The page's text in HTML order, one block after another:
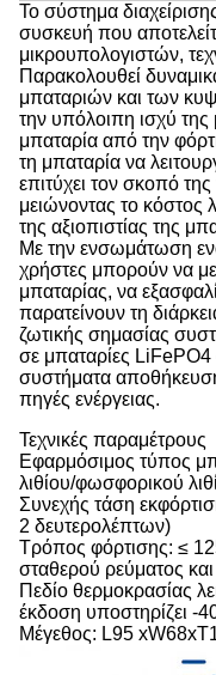
Το σύστημα
συσκευή που
μικρουπολογιστών,
Παρακολουθεί
μπαταριών και των
την υπόλοιπη ισχύ της
μπαταρία από την
τη μπαταρία να
επιτύχει τον σκοπό
μειώνοντας το κόστος
της αξιοπιστίας της
Με την ενσωμάτωση
χρήστες μπορούν να
μπαταρίας, να
παρατείνουν τη
ζωτικής σημασίας
σε μπαταρίες
συστήματα
πηγές ενέργειας.
Τεχνικές παραμέτρους
Εφαρμόσιμος τύπος
λιθίου/φωσφορικού
Συνεχής τάση
2 δευτερολέπτων)
Τρόπος φόρτισης: ≤
σταθερού ρεύματος
Πεδίο θερμοκρασίας
έκδοση υποστηρίζει -
Μέγεθος: L95